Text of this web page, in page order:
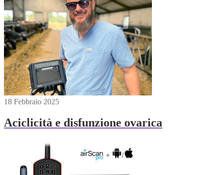
18 Febbraio 2025
Aciclicità e disfunzione ovarica